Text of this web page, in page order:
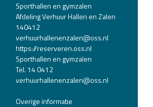
Sporthallen en gymzalen
Afdeling Verhuur Hallen en Zalen
140412
verhuurhallenenzalen@oss.nl
https://reserveren.oss.nl
Sporthallen en gymzalen
Tel. 14 0412
verhuurhallenenzalen@oss.nl
Overige informatie